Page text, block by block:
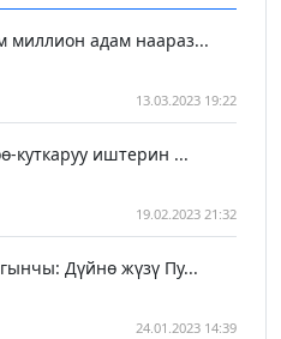
адам наараз...
13.03.2023 19:22
куткаруу иштерин ...
19.02.2023 21:32
Дүйнө жүзү Пу...
24.01.2023 14:39